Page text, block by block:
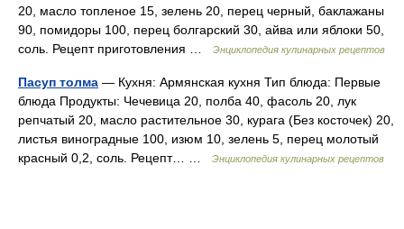
20, масло топленое 15, зелень 20, перец черный, баклажаны
90, помидоры 100, перец болгарский 30, айва или яблоки 50,
соль. Рецепт приготовления …
Энциклопедия кулинарных рецептов
Пасуп толма — Кухня: Армянская кухня Тип блюда: Первые
блюда Продукты: Чечевица 20, полба 40, фасоль 20, лук
репчатый 20, масло растительное 30, курага (Без косточек) 20,
листья виноградные 100, изюм 10, зелень 5, перец молотый
красный 0,2, соль. Рецепт… …
Энциклопедия кулинарных рецептов